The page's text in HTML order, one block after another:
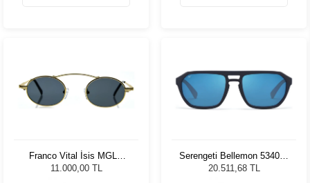
Franco Vital İsis MGLD
Unisex Güneş Gözlüğü
11.000,00 TL
Serengeti Bellemon 534005
Unisex Güneş Gözlüğü
20.511,68 TL